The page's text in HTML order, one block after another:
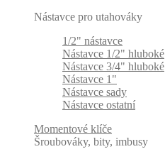
Nástavce pro utahováky
1/2" nástavce
Nástavce 1/2" hluboké
Nástavce 3/4" hluboké
Nástavce 1"
Nástavce sady
Nástavce ostatní
Momentové klíče
Šroubováky, bity, imbusy